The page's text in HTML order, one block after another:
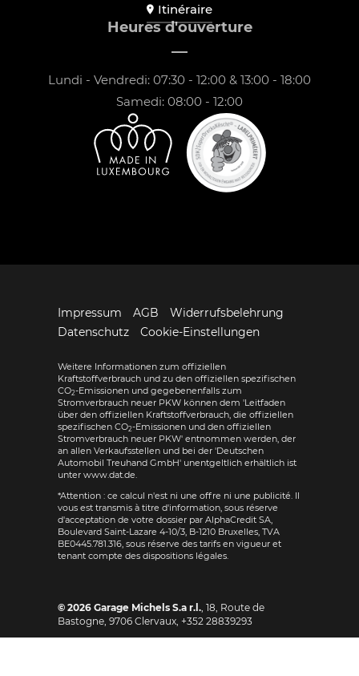
Itinéraire
Heures d'ouverture
Lundi - Vendredi: 07:30 - 12:00 & 13:00 - 18:00
Samedi: 08:00 - 12:00
Impressum AGB
Widerrufsbelehrung
Datenschutz
Cookie-Einstellungen
Weitere Informationen zum offiziellen
Kraftstoffverbrauch und zu den offiziellen spezifischen
CO2-Emissionen und gegebenenfalls zum
Stromverbrauch neuer PKW können dem 'Leitfaden
über den offiziellen Kraftstoffverbrauch, die offiziellen
spezifischen CO2-Emissionen und den offiziellen
Stromverbrauch neuer PKW' entnommen werden, der
an allen Verkaufsstellen und bei der 'Deutschen
Automobil Treuhand GmbH' unentgeltlich erhältlich ist
unter www.dat.de.
*Attention : ce calcul n'est ni une offre ni une publicité. Il
vous est transmis à titre d'information, sous réserve
d'acceptation de votre dossier par AlphaCredit SA,
Boulevard Saint-Lazare 4-10/3, B-1210 Bruxelles, TVA
BE0445.781.316, sous réserve des tarifs en vigueur et
tenant compte des dispositions légales.
© 2026 Garage Michels S.a r.l., 18, Route de
Bastogne, 9706 Clervaux, +352 28839293